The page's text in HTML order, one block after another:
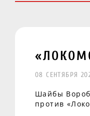
08 СЕНТЯБРЯ
Шайбы
против